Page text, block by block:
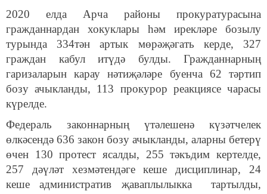
2020 елда Арча районы прокуратурасына
гражданнардан хокуклары һәм ирекләре бозылу
турында 334тән артык мөрәҗәгать керде, 327
граждан кабул итүдә булды. Гражданнарның
гаризаларын карау нәтиҗәләре буенча 62 тәртип
бозу ачыкланды, 113 прокурор реакциясе чарасы
күрелде.
Федераль законнарның үтәлешенә күзәтчелек
өлкәсендә 636 закон бозу ачыкланды, аларны бетерү
өчен 130 протест ясалды, 255 тәкъдим кертелде,
257 дәүләт хезмәтендәге кеше дисциплинар, 24
кеше административ җаваплылыкка тартылды,